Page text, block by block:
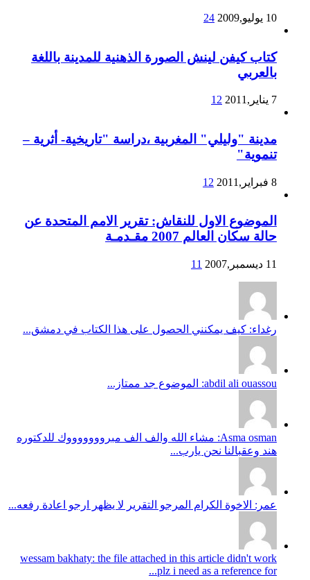
10 يوليو,2009 24
كتاب كيفن لينش الصورة الذهنية للمدينة باللغة
بالعربي
7 يناير,2011 12
مدينة "وليلي" المغربية ،دراسة "تاريخية- أثرية –
تنموية"
8 فبراير,2011 12
الموضوع الاول للنقاش: تقرير الامم المتحدة عن
حالة سكان العالم 2007 مقـدمـة
11 ديسمبر,2007 11
رغداء: كيف يمكنني الحصول على هذا الكتاب في دمشق...
abdil ali ouassou: الموضوع جد ممتاز...
Asma osman: مشاء الله والف الف مبروووووووك للدكتوره
هند وعقبالنا نحن يارب...
عمر: الاخوة الكرام المرجو التقرير لا يظهر ارجو اعادة رفعه...
wessam bakhaty: the file attached in this article didn't work
plz i need as a reference for...